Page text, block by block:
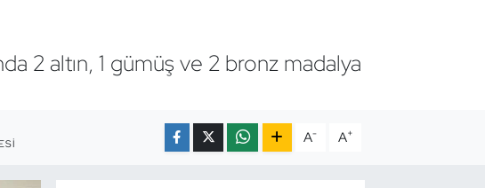
2 altın, 1 gümüş ve 2 bronz madalya
A- A+